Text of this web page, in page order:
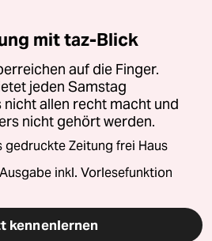
mit taz-Blick
auf die Finger.
jeden Samstag
allen recht macht und
nicht gehört werden.
gedruckte Zeitung frei Haus
inkl. Vorlesefunktion
kennenlernen